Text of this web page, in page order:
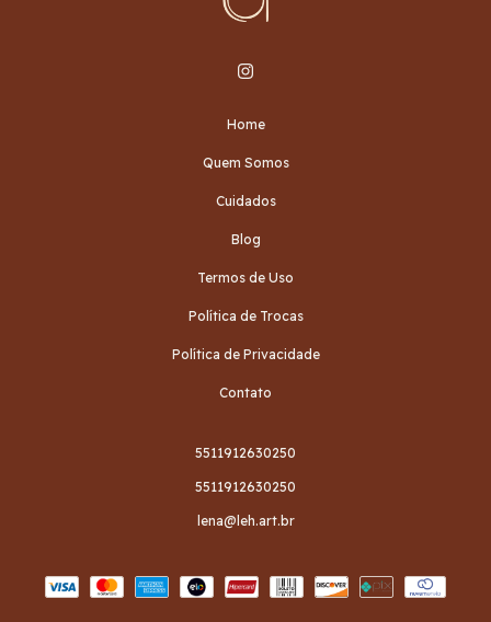
Home
Quem Somos
Cuidados
Blog
Termos de Uso
Política de Trocas
Política de Privacidade
Contato
5511912630250
5511912630250
lena@leh.art.br